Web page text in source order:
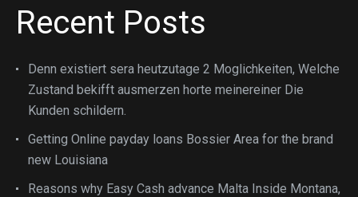
Recent Posts
Denn existiert sera heutzutage 2 Moglichkeiten, Welche
Zustand bekifft ausmerzen horte meinereiner Die
Kunden schildern.
Getting Online payday loans Bossier Area for the brand
new Louisiana
Reasons why Easy Cash advance Malta Inside Montana,